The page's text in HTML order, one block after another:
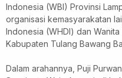
Indonesia (WBI) Provinsi
organisasi kemasyarakatan
Indonesia (WHDI) dan
Kabupaten Tulang Bawang
Dalam arahannya, Puji